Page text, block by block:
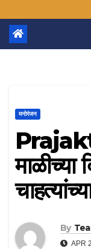
मनोरंजन
By
APR